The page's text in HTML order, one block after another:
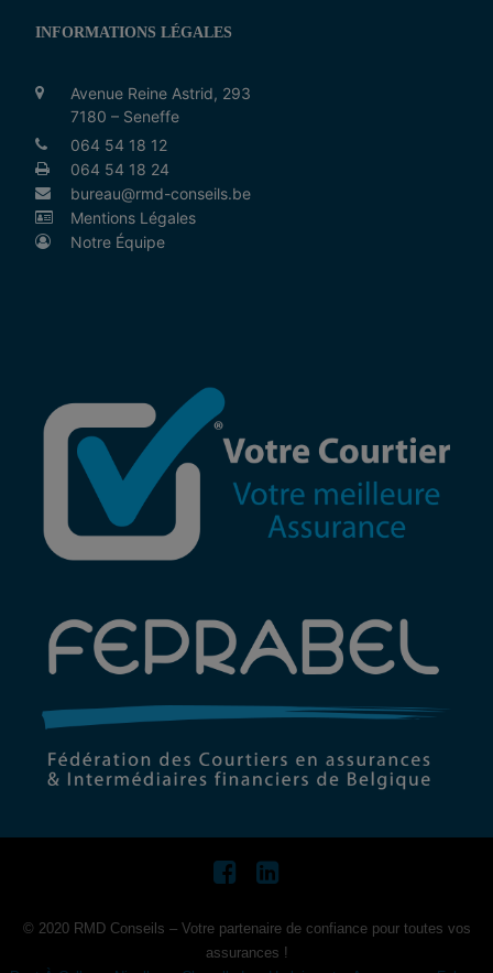
INFORMATIONS LÉGALES
Avenue Reine Astrid, 293
7180 – Seneffe
064 54 18 12
064 54 18 24
bureau@rmd-conseils.be
Mentions Légales
Notre Équipe
© 2020 RMD Conseils – Votre partenaire de confiance pour toutes vos
assurances !